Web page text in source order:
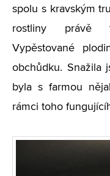
spolu s kravským
rostliny právě
Vypěstované
obchůdku. Snažila
byla s farmou
rámci toho